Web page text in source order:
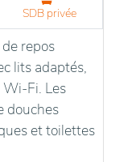
SDB privée
repos
lits adaptés,
Fi. Les
douches
et toilettes